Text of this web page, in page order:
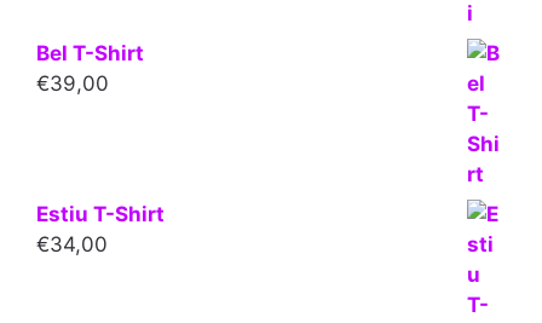
Bel T-Shirt
€39,00
Estiu T-Shirt
€34,00